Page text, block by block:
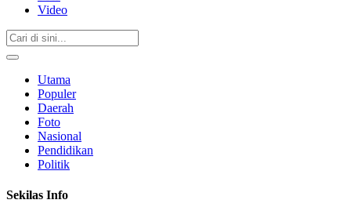
Video
Utama
Populer
Daerah
Foto
Nasional
Pendidikan
Politik
Sekilas Info